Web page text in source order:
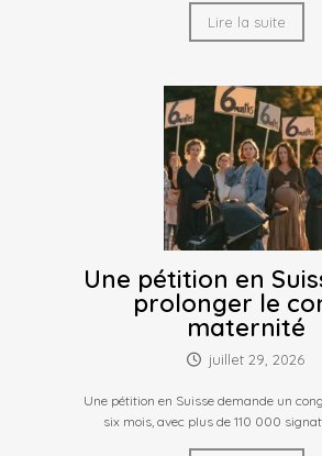
Lire la suite
Une pétition en
prolonger le
maternité
juillet 29, 2026
Une pétition en Suisse demande un
six mois, avec plus de 110 000